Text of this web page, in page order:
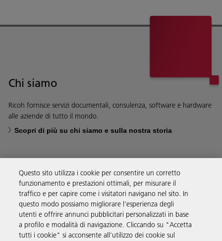
Chi siamo
Ricoh fornisce servizi documentali, consulenza, software e hardware
alle aziende di tutto il mondo.
Scopri di più su chi siamo e sulla nostra storia
Soluzioni
Prodotti e servizi
Questo sito utilizza i cookie per consentire un corretto
funzionamento e prestazioni ottimali, per misurare il
traffico e per capire come i visitatori navigano nel sito. In
questo modo possiamo migliorare l'esperienza degli
utenti e offrire annunci pubblicitari personalizzati in base
a profilo e modalità di navigazione. Cliccando su "Accetta
tutti i cookie" si acconsente all'utilizzo dei cookie sul